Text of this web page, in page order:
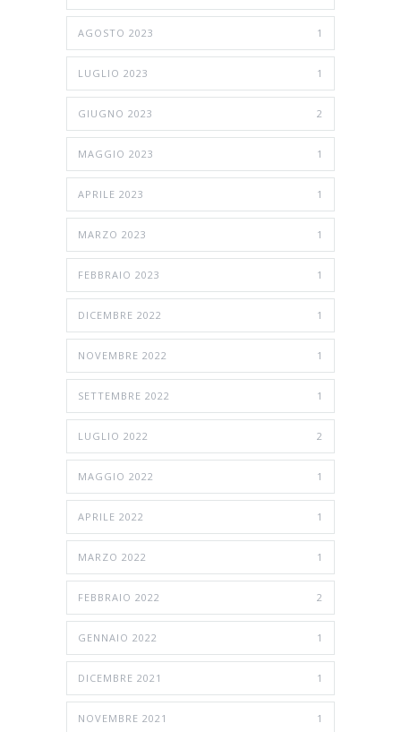
AGOSTO 2023 1
LUGLIO 2023 1
GIUGNO 2023 2
MAGGIO 2023 1
APRILE 2023 1
MARZO 2023 1
FEBBRAIO 2023 1
DICEMBRE 2022 1
NOVEMBRE 2022 1
SETTEMBRE 2022 1
LUGLIO 2022 2
MAGGIO 2022 1
APRILE 2022 1
MARZO 2022 1
FEBBRAIO 2022 2
GENNAIO 2022 1
DICEMBRE 2021 1
NOVEMBRE 2021 1